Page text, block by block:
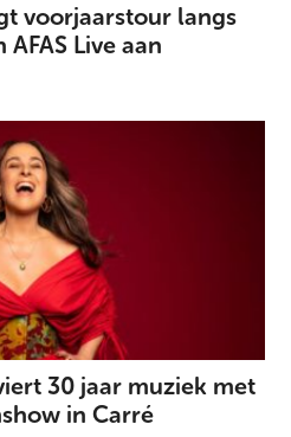
voorjaarstour langs
Live aan
30 jaar muziek met
in Carré